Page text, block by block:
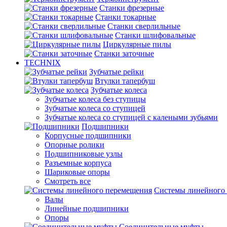
Станки фрезерные
Станки токарные
Станки сверлильные
Станки шлифовальные
Циркулярные пилы
Станки заточные
TECHNIX
Зубчатые рейки
Втулки тапербуш
Зубчатые колеса
Зубчатые колеса без ступицы
Зубчатые колеса со ступицей
Зубчатые колеса со ступицей с калеными зубьями
Подшипники
Корпусные подшипники
Опорные ролики
Подшипниковые узлы
Разъемные корпуса
Шариковые опоры
Смотреть все
Системы линейного
Валы
Линейные подшипники
Опоры